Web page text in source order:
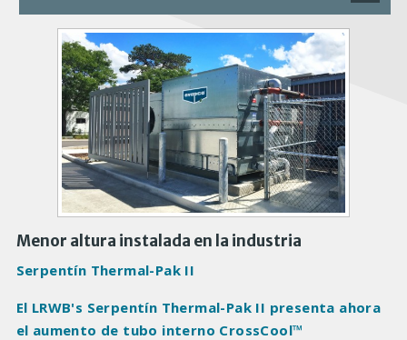
a
e
s
Menor altura instalada en la industria
Serpentín Thermal-Pak II
El LRWB's Serpentín Thermal-Pak II presenta ahora
el aumento de tubo interno CrossCool™